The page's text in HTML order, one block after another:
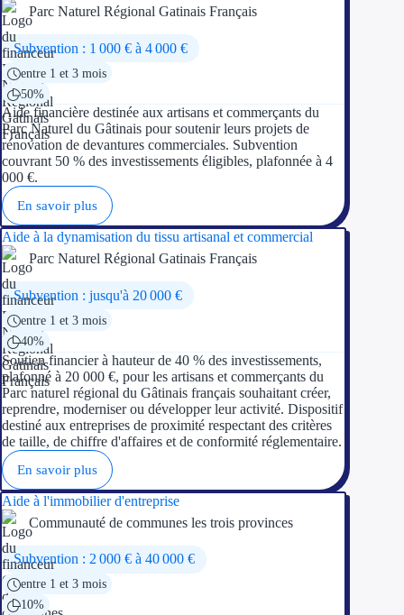
Concours
Réduction des
Investir dans
Exonération
Aides Urssaf
Prêts publics
Prêt
Parc Naturel Régional Gatinais Français
Subvention : 1 000 € à 4 000 €
entre 1 et 3 mois
50%
Aide financière destinée aux artisans et commerçants du
Parc Naturel du Gâtinais pour soutenir leurs projets de
rénovation de devantures commerciales. Subvention
couvrant 50 % des investissements éligibles, plafonnée à 4
000 €.
En savoir plus
Aide à la dynamisation du tissu artisanal et commercial
Parc Naturel Régional Gatinais Français
Subvention : jusqu'à 20 000 €
entre 1 et 3 mois
40%
Soutien financier à hauteur de 40 % des investissements,
plafonné à 20 000 €, pour les artisans et commerçants du
Parc naturel régional du Gâtinais français souhaitant créer,
reprendre, moderniser ou développer leur activité. Dispositif
destiné aux entreprises de proximité respectant des critères
de taille, de chiffre d'affaires et de conformité réglementaire.
En savoir plus
Aide à l'immobilier d'entreprise
Communauté de communes les trois provinces
Subvention : 2 000 € à 40 000 €
entre 1 et 3 mois
10%